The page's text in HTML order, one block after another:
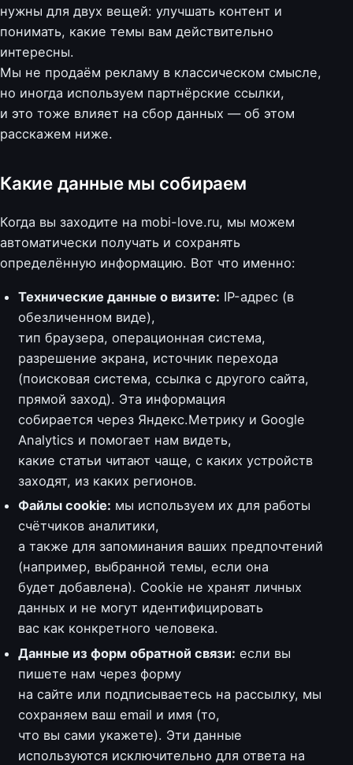
нужны для двух вещей: улучшать контент и
понимать, какие темы вам действительно
интересны.
Мы не продаём рекламу в классическом смысле,
но иногда используем партнёрские ссылки,
и это тоже влияет на сбор данных — об этом
расскажем ниже.
Какие данные мы собираем
Когда вы заходите на mobi-love.ru, мы можем
автоматически получать и сохранять
определённую информацию. Вот что именно:
Технические данные о визите: IP-адрес (в
обезличенном виде),
тип браузера, операционная система,
разрешение экрана, источник перехода
(поисковая система, ссылка с другого сайта,
прямой заход). Эта информация
собирается через Яндекс.Метрику и Google
Analytics и помогает нам видеть,
какие статьи читают чаще, с каких устройств
заходят, из каких регионов.
Файлы cookie: мы используем их для работы
счётчиков аналитики,
а также для запоминания ваших предпочтений
(например, выбранной темы, если она
будет добавлена). Cookie не хранят личных
данных и не могут идентифицировать
вас как конкретного человека.
Данные из форм обратной связи: если вы
пишете нам через форму
на сайте или подписываетесь на рассылку, мы
сохраняем ваш email и имя (то,
что вы сами укажете). Эти данные
используются исключительно для ответа на